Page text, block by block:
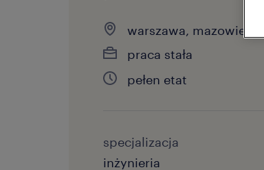
warszawa, mazowieckie
praca stała
pełen etat
specjalizacja
inżynieria